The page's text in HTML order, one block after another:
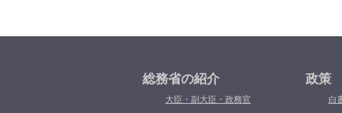
総務省の紹介
大臣・副大臣・政務官
政策
白